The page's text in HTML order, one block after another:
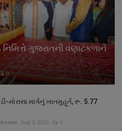
ગુજરાતની વણાટકળાને
0
મોરાસા માર્ગનું ખાતમુહૂર્ત, રૂ. 5.77
Aug 6, 2026 0